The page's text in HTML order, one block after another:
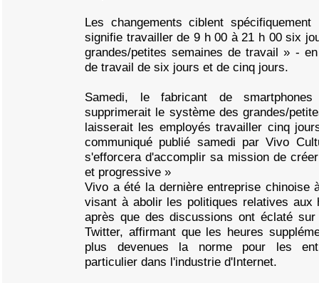
Les changements ciblent
signifie travailler de 9 h 00 à 21 h 00 six
grandes/petites semaines de travail » -
de travail de six jours et de cinq jours.
Samedi, le fabricant de
supprimerait le système des grandes/
laisserait les employés travailler cinq
communiqué publié samedi par Vivo
s'efforcera d'accomplir sa mission de
et progressive »
Vivo a été la dernière entreprise chinoise
visant à abolir les politiques relatives aux
après que des discussions ont éclaté
Twitter, affirmant que les heures
plus devenues la norme pour les
particulier dans l'industrie d'Internet.